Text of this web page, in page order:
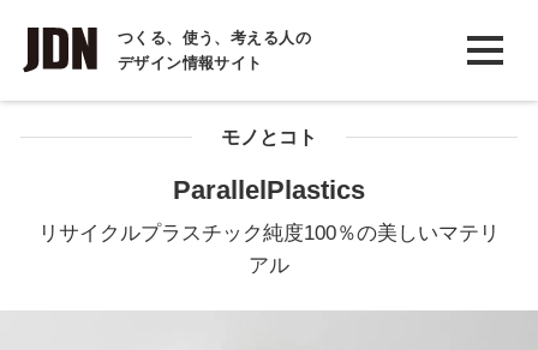
つくる、使う、考える人の
デザイン情報サイト
INTERVIEW
インタビュー
REPORT
COLUMN
モノとコト
ParallelPlastics
リサイクルプラスチック純度100％の美しいマテリ
アル